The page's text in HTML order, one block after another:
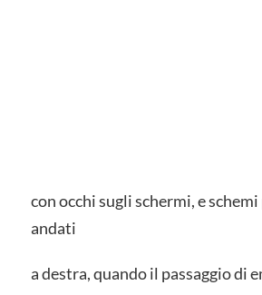
con occhi sugli schermi, e
andati
a destra, quando il passaggio di